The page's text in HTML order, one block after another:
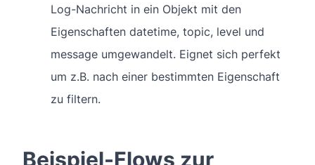
Log-Nachricht in ein Objekt mit den
Eigenschaften datetime, topic, level und
message umgewandelt. Eignet sich perfekt
um z.B. nach einer bestimmten Eigenschaft
zu filtern.
Beispiel-Flows zur